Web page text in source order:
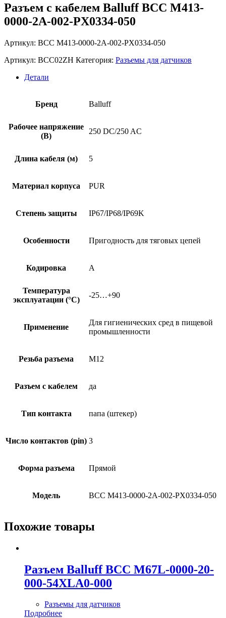
Разъем с кабелем Balluff BCC M413-
0000-2A-002-PX0334-050
Артикул: BCC M413-0000-2A-002-PX0334-050
Артикул: BCC02ZH Категория: Разъемы для датчиков
Детали
Бренд Balluff
Рабочее напряжение
(В)
250 DC/250 AC
Длина кабеля (м) 5
Материал корпуса PUR
Степень защиты IP67/IP68/IP69K
Особенности Пригодность для тяговых цепей
Кодировка A
Температура
эксплуатации (°C)
-25…+90
Применение
Для гигиенических сред в пищевой
промышленности
Резьба разъема M12
Разъем с кабелем да
Тип контакта папа (штекер)
Число контактов (pin) 3
Форма разъема Прямой
Модель BCC M413-0000-2A-002-PX0334-050
Похожие товары
Разъем Balluff BCC M67L-0000-20-
000-54XLA0-000
Разъемы для датчиков
Подробнее